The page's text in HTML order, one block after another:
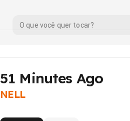
51 Minutes Ago
NELL